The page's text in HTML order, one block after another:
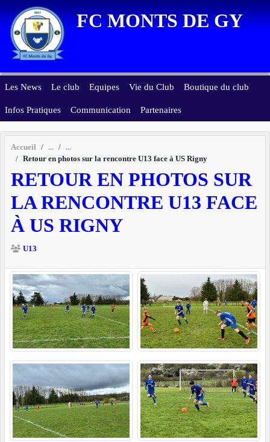
FC MONTS DE GY
Les News Le club Equipes Vie du Club Boutique du club
Infos Pratiques Communication Partenaires
Accueil
Retour en photos sur la rencontre U13 face à US Rigny
RETOUR EN PHOTOS SUR
LA RENCONTRE U13 FACE
À US RIGNY
U13
Panneau de gestion des cookies